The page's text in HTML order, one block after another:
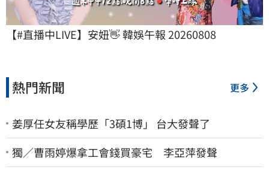
【#直播中LIVE】安妞👋 韓娛午報 20260808
熱門新聞 更多
姜厚任女友稱學歷「3碩1博」 台大發聲了
獨／曹雨婷爆拿工會錢買豪宅 李亞萍發聲